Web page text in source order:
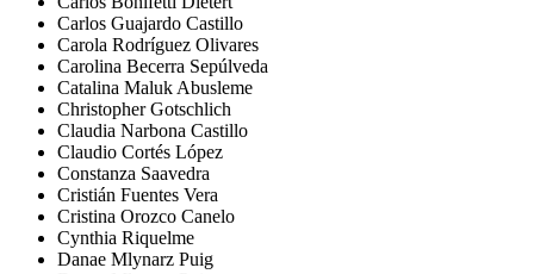
Carlos Guajardo Castillo
Carola Rodríguez Olivares
Carolina Becerra Sepúlveda
Catalina Maluk Abusleme
Christopher Gotschlich
Claudia Narbona Castillo
Claudio Cortés López
Constanza Saavedra
Cristián Fuentes Vera
Cristina Orozco Canelo
Cynthia Riquelme
Danae Mlynarz Puig